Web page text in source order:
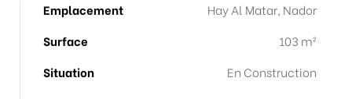
Emplacement
Hay Al Matar, Nador
Surface
103 m²
Situation
En Construction